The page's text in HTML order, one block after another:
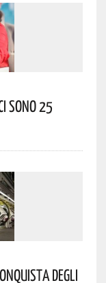
SONO 25
DEGLI